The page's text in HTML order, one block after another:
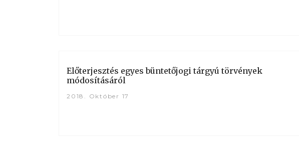
Előterjesztés egyes büntetőjogi tárgyú törvények
módosításáról
2018. Október 17